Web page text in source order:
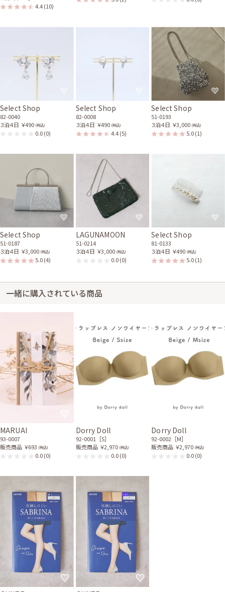
4.4(10)
Select Shop
82-0040
３泊４日 ￥490 (税込)
0.0(0)
Select Shop
82-0008
３泊４日 ￥490 (税込)
4.4(5)
Select Shop
51-0193
３泊４日 ￥3,000 (税込)
5.0(1)
Select Shop
51-0187
３泊４日 ￥3,000 (税込)
5.0(4)
LAGUNAMOON
51-0214
３泊４日 ￥3,000 (税込)
0.0(0)
Select Shop
81-0133
３泊４日 ￥490 (税込)
5.0(1)
一緒に購入されている商品
MARUAI
93-0007
販売商品 ￥693 (税込)
0.0(0)
Dorry Doll
92-0001［S］
販売商品 ￥2,970 (税込)
0.0(0)
Dorry Doll
92-0002［M］
販売商品 ￥2,970 (税込)
0.0(0)